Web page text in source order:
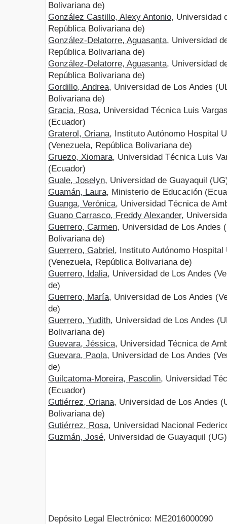
Bolivariana de)
González Castillo, Alexy Antonio, Universidad
República Bolivariana de)
González-Delatorre, Aguasanta, Universidad
República Bolivariana de)
González-Delatorre, Aguasanta, Universidad
República Bolivariana de)
Gordillo, Andrea, Universidad de Los Andes
Bolivariana de)
Gracia, Rosa, Universidad Técnica Luis
(Ecuador)
Graterol, Oriana, Instituto Autónomo Hospital
(Venezuela, República Bolivariana de)
Gruezo, Xiomara, Universidad Técnica Luis
(Ecuador)
Guale, Joselyn, Universidad de Guayaquil
Guamán, Laura, Ministerio de Educación
Guanga, Verónica, Universidad Técnica de
Guano Carrasco, Freddy Alexander,
Guerrero, Carmen, Universidad de Los Andes
Bolivariana de)
Guerrero, Gabriel , Instituto Autónomo
(Venezuela, República Bolivariana de)
Guerrero, Idalia, Universidad de Los Andes
de)
Guerrero, María, Universidad de Los Andes
de)
Guerrero, Yudith, Universidad de Los Andes
Bolivariana de)
Guevara, Jéssica, Universidad Técnica de
Guevara, Paola, Universidad de Los Andes
de)
Guilcatoma-Moreira, Pascolin, Universidad
(Ecuador)
Gutiérrez, Oriana, Universidad de Los Andes
Bolivariana de)
Gutiérrez, Rosa, Universidad Nacional
Guzmán, José, Universidad de Guayaquil
Depósito Legal Electrónico: ME2016000090